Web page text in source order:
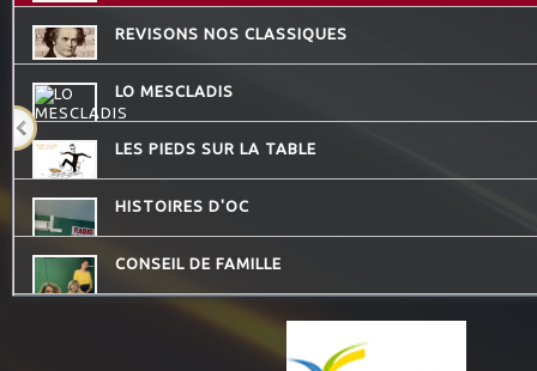
REVISONS NOS CLASSIQUES
LO MESCLADIS
LES PIEDS SUR LA TABLE
HISTOIRES D'OC
CONSEIL DE FAMILLE
DESTINATION TENDRESSE